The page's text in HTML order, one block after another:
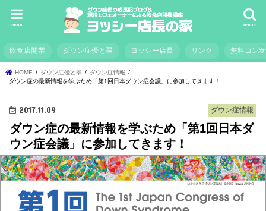
search
menu
飲食店開業 ダウン症優と翠 ヨッシー店長 リンク 無料コン
HOME ダウン症優と翠
ダウン症情報
ダウン症の最新情報を学ぶため「第1回日本ダウン症会議」に参加してきます！
ダウン症情報
2017.11.09
ダウン症の最新情報を学ぶため「第1回日本ダ
ウン症会議」に参加してきます！